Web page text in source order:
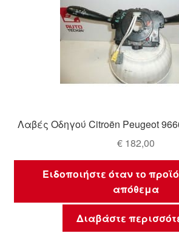
Λαβές Οδηγού Citroën Peugeot
€ 182,00
Ειδοποιήστε όταν το
απόθεμα
Διαβάστε